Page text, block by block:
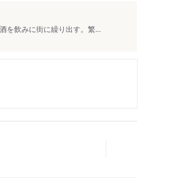
を飲みに街に繰り出す。繁...